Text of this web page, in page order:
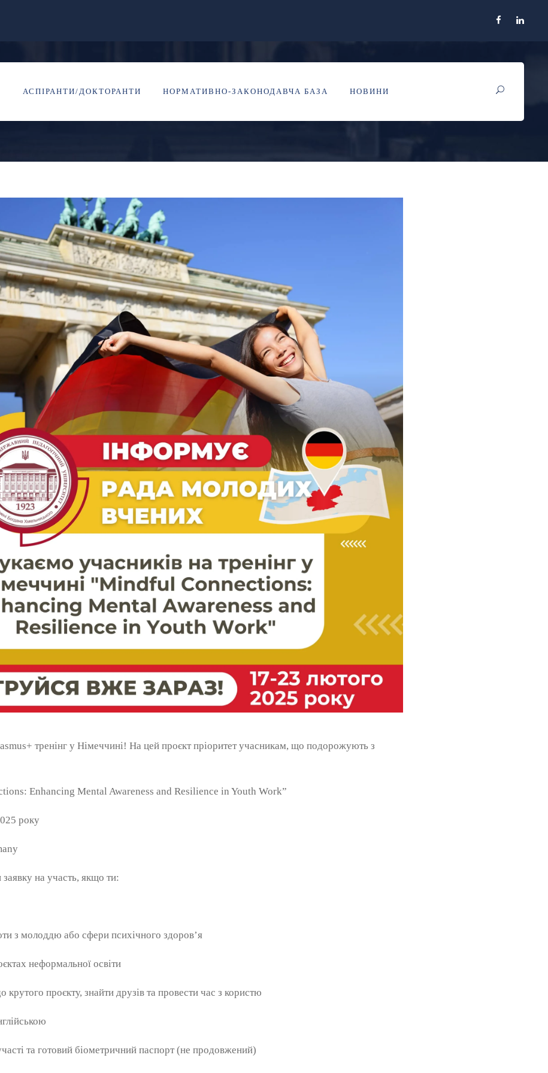
АСПІРАНТИ/ДОКТОРАНТИ НОРМАТИВНО-ЗАКОНОДАВЧА БАЗА НОВИНИ
ВЧЕНИХ ПОВІДОМЛЯЄ!
тренінг у Німеччині! На цей проєкт пріоритет учасникам, що подорожують з
Enhancing Mental Awareness and Resilience in Youth Work”
року
на участь, якщо ти:
з молоддю або сфери психічного здоровʼя
неформальної освіти
крутого проєкту, знайти друзів та провести час з користю
та готовий біометричний паспорт (не продовжений)